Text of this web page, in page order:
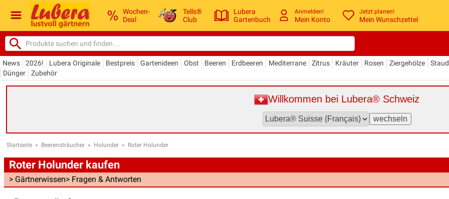
Wochen-
Deal
Tells®
Club
Lubera
Gartenbuch
Anmelden!
Mein Konto
Jetzt planen!
Mein Wunschzettel
News 2026! Lubera Originale Bestpreis Gartenideen Obst Beeren Erdbeeren Mediterrane Zitrus Kräuter Rosen Ziergehölze
Dünger
Zubehör
Willkommen bei Lubera® Schweiz
Startseite » Beerensträucher » Holunder » Roter Holunder
Roter Holunder kaufen
> Gärtnerwissen> Fragen & Antworten